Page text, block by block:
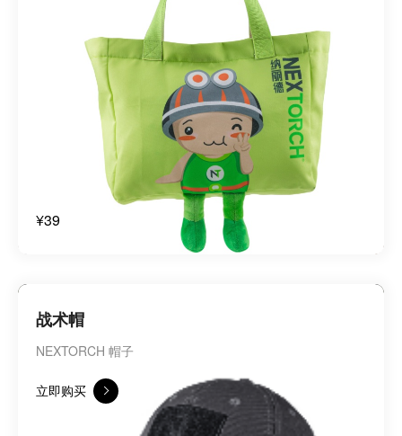
¥39
战术帽
NEXTORCH 帽子
立即购买